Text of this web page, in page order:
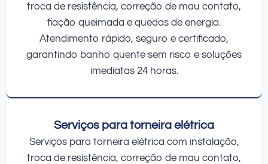
troca de resistência, correção de mau contato,
fiação queimada e quedas de energia.
Atendimento rápido, seguro e certificado,
garantindo banho quente sem risco e soluções
imediatas 24 horas.
Serviços para torneira elétrica
Serviços para torneira elétrica com instalação,
troca de resistência, correção de mau contato,